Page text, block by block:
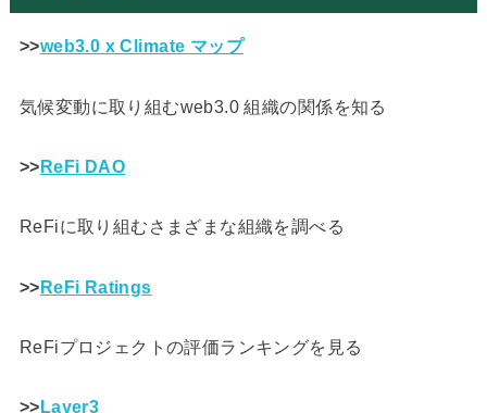
>>web3.0 x Climate マップ
気候変動に取り組むweb3.0 組織の関係を知る
>>ReFi DAO
ReFiに取り組むさまざまな組織を調べる
>>ReFi Ratings
ReFiプロジェクトの評価ランキングを見る
>> Layer3